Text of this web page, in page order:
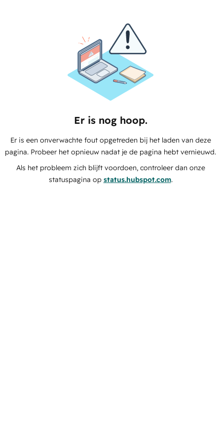
Er is nog hoop.
Er is een onverwachte fout opgetreden bij het laden van deze
pagina. Probeer het opnieuw nadat je de pagina hebt vernieuwd.
Als het probleem zich blijft voordoen, controleer dan onze
statuspagina op status.hubspot.com.